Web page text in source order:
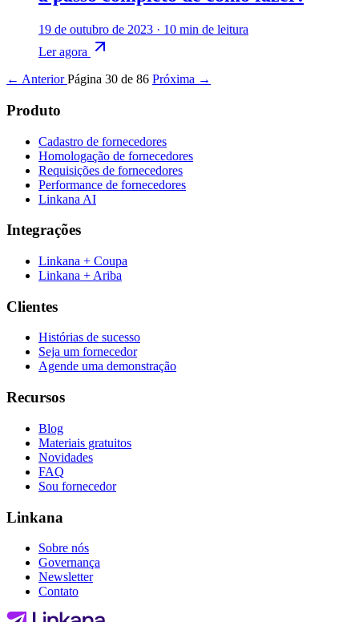
19 de outubro de 2023 · 10 min de leitura
Ler agora
← AnteriorPágina 30 de 86 Próxima →
Produto
Cadastro de fornecedores
Homologação de fornecedores
Requisições de fornecedores
Performance de fornecedores
Linkana AI
Integrações
Linkana + Coupa
Linkana + Ariba
Clientes
Histórias de sucesso
Seja um fornecedor
Agende uma demonstração
Recursos
Blog
Materiais gratuitos
Novidades
FAQ
Sou fornecedor
Linkana
Sobre nós
Governança
Newsletter
Contato